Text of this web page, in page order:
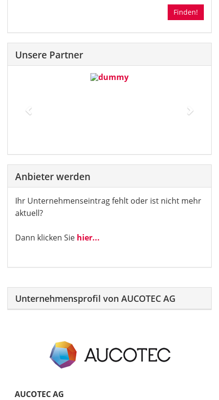
Anbieter werden
Ihr Unternehmenseintrag fehlt oder ist nicht mehr
aktuell?
Dann klicken Sie hier...
Unsere Partner
Finden!
Unternehmensprofil von AUCOTEC AG
AUCOTEC AG